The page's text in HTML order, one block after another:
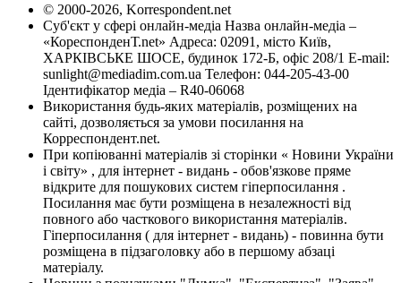
© 2000-2026, Korrespondent.net
Суб'єкт у сфері онлайн-медіа Назва онлайн-медіа –
«КореспонденТ.net» Адреса: 02091, місто Київ,
ХАРКІВСЬКЕ ШОСЕ, будинок 172-Б, офіс 208/1 E-mail:
sunlight@mediadim.com.ua Телефон: 044-205-43-00
Ідентифікатор медіа – R40-06068
Використання будь-яких матеріалів, розміщених на
сайті, дозволяється за умови посилання на
Корреспондент.net.
При копіюванні матеріалів зі сторінки « Новини України
і світу» , для інтернет - видань - обов'язкове пряме
відкрите для пошукових систем гіперпосилання .
Посилання має бути розміщена в незалежності від
повного або часткового використання матеріалів.
Гіперпосилання ( для інтернет - видань) - повинна бути
розміщена в підзаголовку або в першому абзаці
матеріалу.